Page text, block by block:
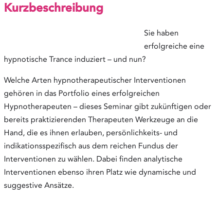
Kurzbeschreibung
Sie haben
erfolgreiche eine
hypnotische Trance induziert – und nun?
Welche Arten hypnotherapeutischer Interventionen
gehören in das Portfolio eines erfolgreichen
Hypnotherapeuten – dieses Seminar gibt zukünftigen oder
bereits praktizierenden Therapeuten Werkzeuge an die
Hand, die es ihnen erlauben, persönlichkeits- und
indikationsspezifisch aus dem reichen Fundus der
Interventionen zu wählen. Dabei finden analytische
Interventionen ebenso ihren Platz wie dynamische und
suggestive Ansätze.